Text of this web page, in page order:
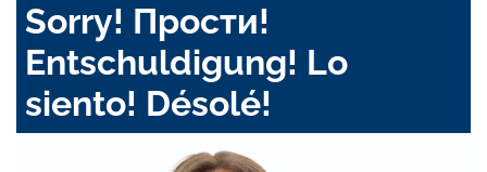
Sorry! Прости!
Entschuldigung! Lo
siento! Désolé!